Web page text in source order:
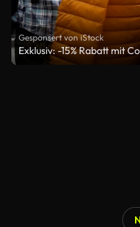
Gesponsert von iStock
Exklusiv: -15% Rabatt mit